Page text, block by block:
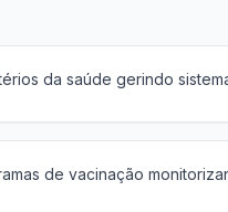
da saúde gerindo
de vacinação